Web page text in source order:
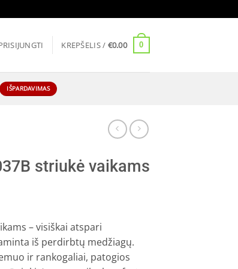
KREPŠELIS / €0.00 0
IŠPARDAVIMAS
striukė vaikams
– visiškai atspari
iš perdirbtų medžiagų.
ir rankogaliai, patogios